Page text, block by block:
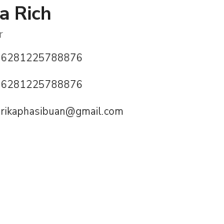
Rich
6281225788876
6281225788876
rikaphasibuan@gmail.com